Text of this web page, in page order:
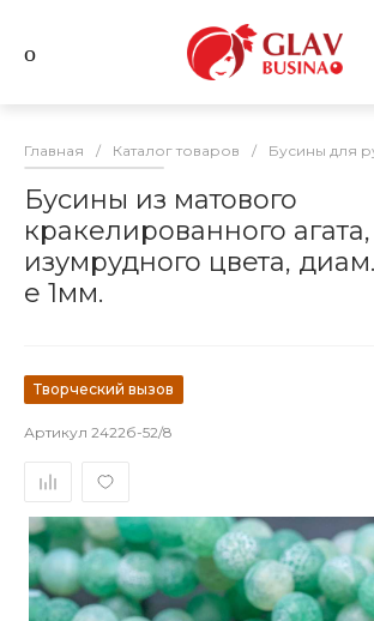
Главная / Каталог товаров / Бусины для
Бусины из матового
кракелированного агата,
изумрудного цвета,
е 1мм.
Творческий вызов
Артикул 2422б-52/8